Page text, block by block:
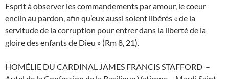
Esprit à observer les commandements par amour, le coeur
enclin au pardon, afin qu’eux aussi soient libérés « de la
servitude de la corruption pour entrer dans la liberté de la
gloire des enfants de Dieu » (Rm 8, 21).
HOMÉLIE DU CARDINAL JAMES FRANCIS STAFFORD –